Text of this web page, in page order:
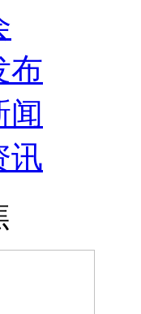
布
闻
讯